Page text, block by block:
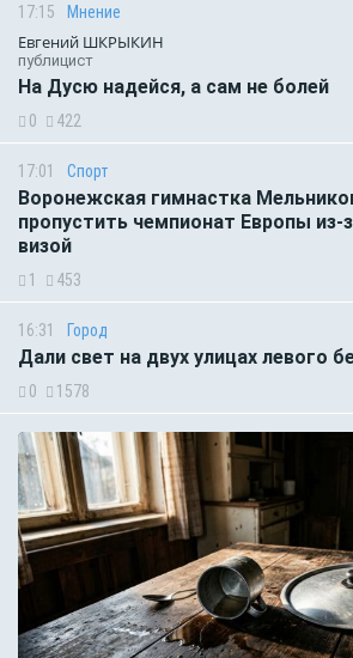
17:15 Мнение
Евгений ШКРЫКИН
публицист
На Дусю надейся, а сам не болей
0 422
17:01 Спорт
Воронежская гимнастка
пропустить чемпионат Европы из-
визой
1 453
16:31 Город
Дали свет на двух улицах левого
0 1578